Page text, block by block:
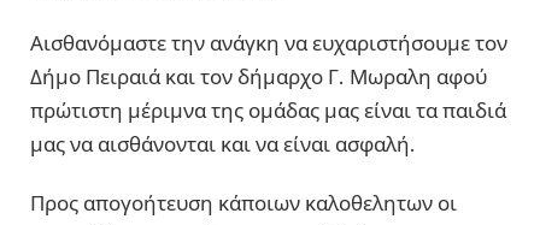
Αισθανόμαστε την ανάγκη να ευχαριστήσουμε τον
Δήμο Πειραιά και τον δήμαρχο Γ. Μωραλη αφού
πρώτιστη μέριμνα της ομάδας μας είναι τα παιδιά
μας να αισθάνονται και να είναι ασφαλή.
Προς απογοήτευση κάποιων καλοθελητων οι